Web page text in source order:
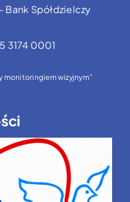
Bank Spółdzielczy
3174 0001
monitoringiem wizyjnym”